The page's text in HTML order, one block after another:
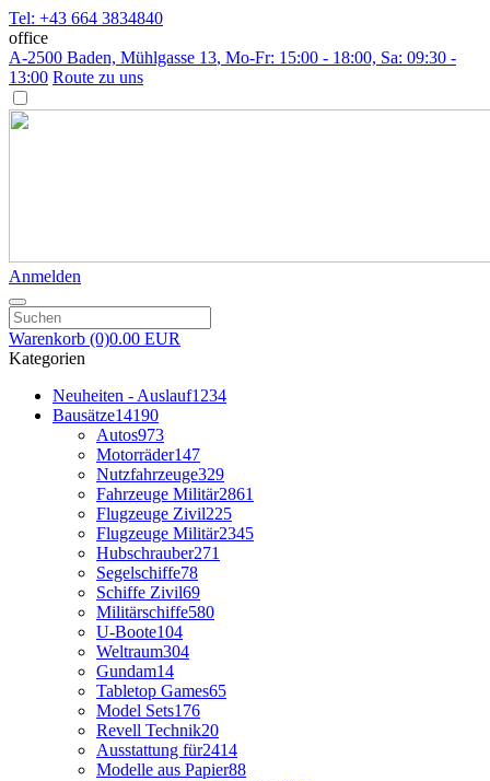
Tel: +43 664 3834840
office
A-2500 Baden, Mühlgasse 13, Mo-Fr: 15:00 - 18:00, Sa: 09:30 -
13:00 Route zu uns
Anmelden
Warenkorb (0)0.00 EUR
Kategorien
Neuheiten - Auslauf1234
Bausätze14190
Autos973
Motorräder147
Nutzfahrzeuge329
Fahrzeuge Militär2861
Flugzeuge Zivil225
Flugzeuge Militär2345
Hubschrauber271
Segelschiffe78
Schiffe Zivil69
Militärschiffe580
U-Boote104
Weltraum304
Gundam14
Tabletop Games65
Model Sets176
Revell Technik20
Ausstattung für2414
Modelle aus Papier88